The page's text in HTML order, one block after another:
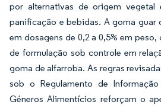
por alternativas de origem vegetal
panificação e bebidas. A goma guar
em dosagens de 0,2 a 0,5% em
de formulação sob controle em
goma de alfarroba. As regras
sob o Regulamento de
Géneros Alimentícios reforçam o